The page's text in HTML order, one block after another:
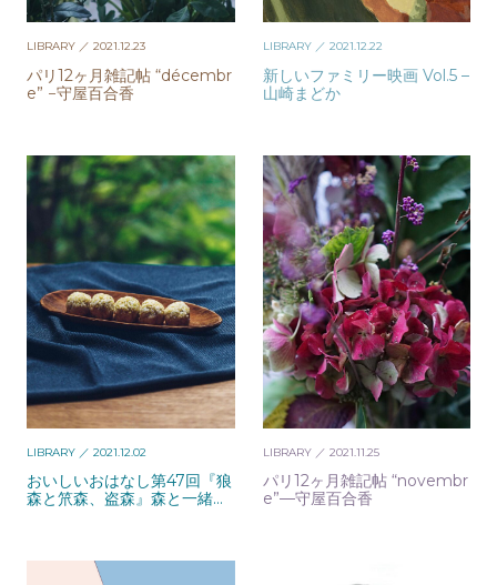
LIBRARY ／ 2021.12.23
パリ12ヶ月雑記帖 “décembr
e” −守屋百合香
LIBRARY／ 2021.12.22
新しいファミリー映画 Vol.5 –
山崎まどか
LIBRARY ／ 2021.12.02
おいしいおはなし第47回『狼
森と笊森、盗森』森と一緒に
LIBRARY／ 2021.11.25
パリ12ヶ月雑記帖 “novembr
e”—守屋百合香